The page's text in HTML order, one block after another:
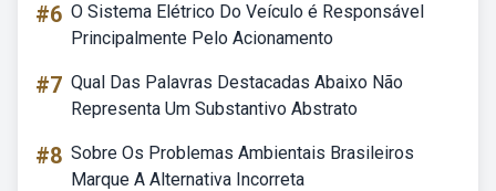
#6 O Sistema Elétrico Do Veículo é Responsável
Principalmente Pelo Acionamento
#7 Qual Das Palavras Destacadas Abaixo Não
Representa Um Substantivo Abstrato
#8 Sobre Os Problemas Ambientais Brasileiros
Marque A Alternativa Incorreta